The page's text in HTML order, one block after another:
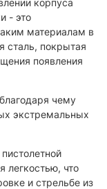
- это
материалам в
сталь, покрытая
появления
чему
экстремальных
легкостью, что
и стрельбе из